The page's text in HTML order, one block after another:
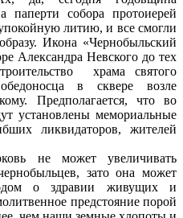
паперти собора протоиерей
литию, и все смогли
Икона «Чернобыльский
Александра Невского до тех
храма святого
в сквере возле
Предполагается, что во
установлены мемориальные
ликвидаторов, жителей
не может увеличивать
зато она может
о здравии живущих и
предстояние порой